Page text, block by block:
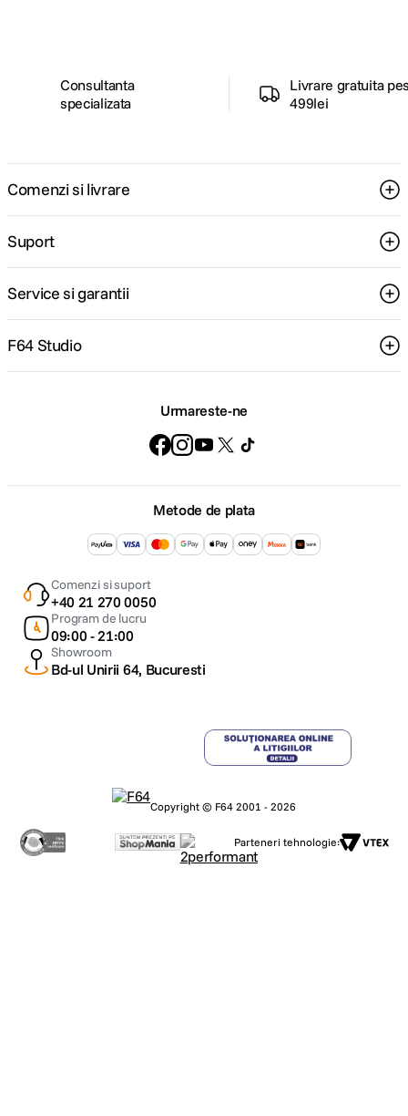
Consultanta
specializata
Livrare gratuita
499lei
Comenzi si livrare
Suport
Service si garantii
F64 Studio
Urmareste-ne
Metode de plata
Comenzi si suport
+40 21 270 0050
Program de lucru
09:00 - 21:00
Showroom
Bd-ul Unirii 64, Bucuresti
Copyright © F64 2001 - 2026
Parteneri tehnologie: